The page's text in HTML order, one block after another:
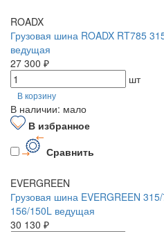
ROADX
Грузовая шина ROADX RT785
ведущая
27 300 ₽
шт
В корзину
В наличии: мало
В избранное
Сравнить
EVERGREEN
Грузовая шина EVERGREEN
156/150L ведущая
30 130 ₽